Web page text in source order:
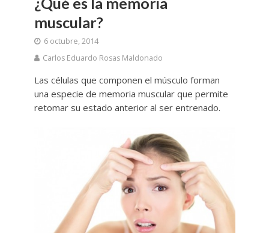
muscular?
6 octubre, 2014
Carlos Eduardo Rosas Maldonado
Las células que componen el músculo forman
una especie de memoria muscular que permite
retomar su estado anterior al ser entrenado.